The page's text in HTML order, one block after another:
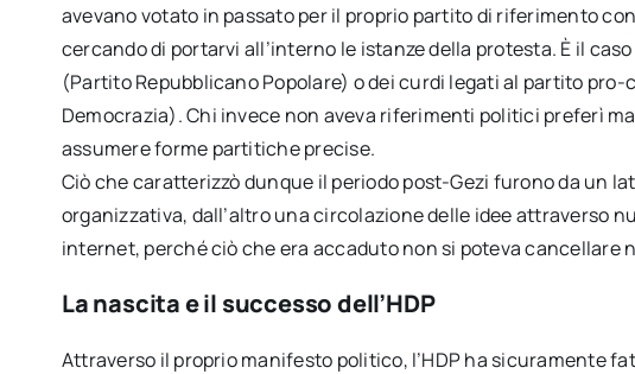
avevano votato in passato per il proprio partito di riferimento
cercando di portarvi all’interno le istanze della protesta. È il
(Partito Repubblicano Popolare) o dei curdi legati al partito pro-
Democrazia). Chi invece non aveva riferimenti politici preferì
assumere forme partitiche precise.
Ciò che caratterizzò dunque il periodo post-Gezi furono da un
organizzativa, dall’altro una circolazione delle idee attraverso
internet, perché ciò che era accaduto non si poteva cancellare
La nascita e il successo dell’HDP
Attraverso il proprio manifesto politico, l’HDP ha sicuramente